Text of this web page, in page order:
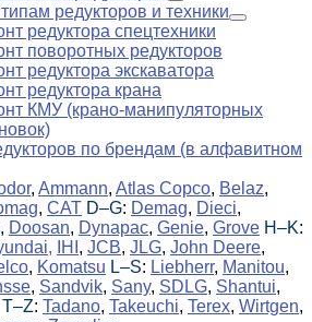
редукторов и техники
редуктора спецтехники
поворотных редукторов
редуктора экскаватора
редуктора крана
КМУ (крано-манипуляторных
по брендам (в алфавитном
, Ammann, Atlas Copco, Belaz,
, CAT D–G: Demag, Dieci,
, Doosan, Dynapac, Genie, Grove H–K:
IHI , JCB, JLG, John Deere,
, Komatsu L–S: Liebherr, Manitou,
, Sandvik, Sany, SDLG, Shantui,
T–Z: Tadano, Takeuchi, Terex, Wirtgen,